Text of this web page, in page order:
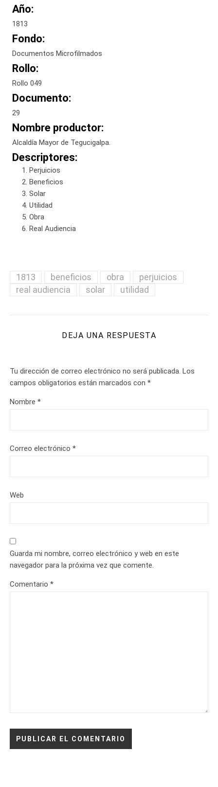
Año:
1813
Fondo:
Documentos Microfilmados
Rollo:
Rollo 049
Documento:
29
Nombre productor:
Alcaldía Mayor de Tegucigalpa.
Descriptores:
Perjuicios
Beneficios
Solar
Utilidad
Obra
Real Audiencia
1813 beneficios obra
perjuicios
real audiencia
solar utilidad
DEJA UNA RESPUESTA
Tu dirección de correo electrónico no será publicada. Los
campos obligatorios están marcados con *
Nombre *
Correo electrónico *
Web
Guarda mi nombre, correo electrónico y web en este
navegador para la próxima vez que comente.
Comentario *